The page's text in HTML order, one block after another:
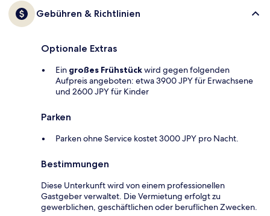
Gebühren & Richtlinien
Optionale Extras
Ein großes Frühstückwird gegen folgenden
Aufpreis angeboten: etwa 3900 JPY für Erwachsene
und 2600 JPY für Kinder
Parken
Parken ohne Service kostet 3000 JPY pro Nacht.
Bestimmungen
Diese Unterkunft wird von einem professionellen
Gastgeber verwaltet. Die Vermietung erfolgt zu
gewerblichen, geschäftlichen oder beruflichen Zwecken.